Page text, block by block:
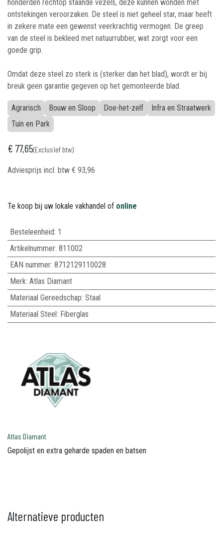
honderden rechtop staande vezels, deze kunnen wonden met
ontstekingen veroorzaken. De steel is niet geheel star, maar heeft
in zekere mate een gewenst veerkrachtig vermogen. De greep
van de steel is bekleed met natuurrubber, wat zorgt voor een
goede grip.
Omdat deze steel zo sterk is (sterker dan het blad), wordt er bij
breuk geen garantie gegeven op het gemonteerde blad.
Agrarisch Bouw en Sloop Doe-het-zelf
Infra en Straatwerk
Tuin en Park
€ 77,65(Exclusief btw)
Adviesprijs incl. btw € 93,96
Te koop bij uw lokale vakhandel of online
Besteleenheid: 1
Artikelnummer: 811002
EAN nummer: 8712129110028
Merk: Atlas Diamant
Materiaal Gereedschap: Staal
Materiaal Steel: Fiberglas
Atlas Diamant
Gepolijst en extra geharde spaden en batsen
Alternatieve producten